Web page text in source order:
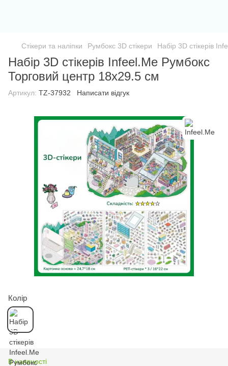
Стікери та наліпки Румбокс 3D стікери Набір 3D стікерів
Набір 3D стікерів Infeel.Me Румбокс
Торговий центр 18х29.5 см
Артикул: TZ-37932 Написати відгук
Колір
В наявності